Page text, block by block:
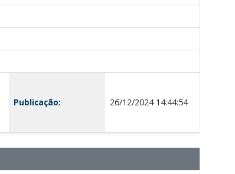
Publicação: 26/12/2024 14:44:54